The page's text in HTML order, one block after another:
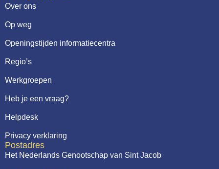
Over ons
Op weg
Openingstijden informatiecentra
Regio’s
Werkgroepen
Heb je een vraag?
Helpdesk
Privacy verklaring
Postadres
Het Nederlands Genootschap van Sint Jacob